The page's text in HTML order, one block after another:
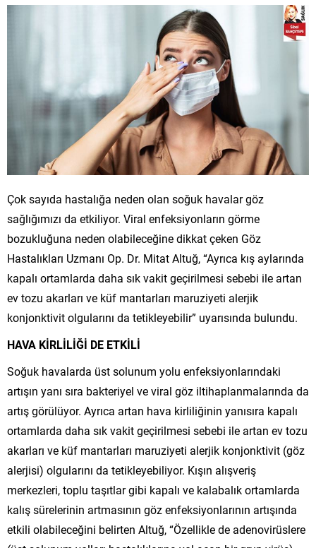
Çok sayıda hastalığa neden olan soğuk havalar göz
sağlığımızı da etkiliyor. Viral enfeksiyonların görme
bozukluğuna neden olabileceğine dikkat çeken Göz
Hastalıkları Uzmanı Op. Dr. Mitat Altuğ, “Ayrıca kış aylarında
kapalı ortamlarda daha sık vakit geçirilmesi sebebi ile artan
ev tozu akarları ve küf mantarları maruziyeti alerjik
konjonktivit olgularını da tetikleyebilir” uyarısında bulundu.
HAVA KİRLİLİĞİ DE ETKİLİ
Soğuk havalarda üst solunum yolu enfeksiyonlarındaki
artışın yanı sıra bakteriyel ve viral göz iltihaplanmalarında da
artış görülüyor. Ayrıca artan hava kirliliğinin yanısıra kapalı
ortamlarda daha sık vakit geçirilmesi sebebi ile artan ev tozu
akarları ve küf mantarları maruziyeti alerjik konjonktivit (göz
alerjisi) olgularını da tetikleyebiliyor. Kışın alışveriş
merkezleri, toplu taşıtlar gibi kapalı ve kalabalık ortamlarda
kalış sürelerinin artmasının göz enfeksiyonlarının artışında
etkili olabileceğini belirten Altuğ, “Özellikle de adenovirüslere